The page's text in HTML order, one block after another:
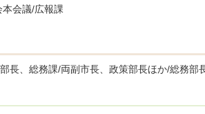
会議/広報課
長、総務課/両副市長、政策部長ほか/総務部